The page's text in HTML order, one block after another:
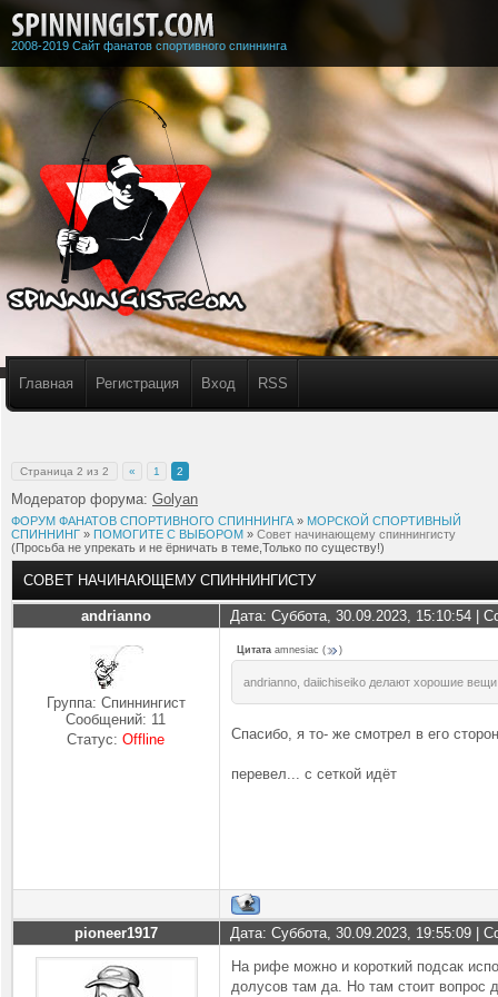
2008-2019 Сайт фанатов спортивного спиннинга
Главная Регистрация Вход RSS
Страница 2 из 2 « 1 2
Модератор форума: Golyan
ФОРУМ ФАНАТОВ СПОРТИВНОГО СПИННИНГА » МОРСКОЙ СПОРТИВНЫЙ
СПИННИНГ » ПОМОГИТЕ С ВЫБОРОМ » Совет начинающему спиннингисту
(Просьба не упрекать и не ёрничать в теме,Только по существу!)
СОВЕТ НАЧИНАЮЩЕМУ СПИННИНГИСТУ
andrianno Дата: Суббота, 30.09.2023, 15:10:54 |
Группа: Спиннингист
Сообщений: 11
Статус:Offline
Цитата amnesiac ( )
andrianno, daiichiseiko делают хорошие
Спасибо, я то- же смотрел в его
перевел... с сеткой идёт
pioneer1917 Дата: Суббота, 30.09.2023, 19:55:09 |
На рифе можно и короткий подсак
долусов там да. Но там стоит вопрос